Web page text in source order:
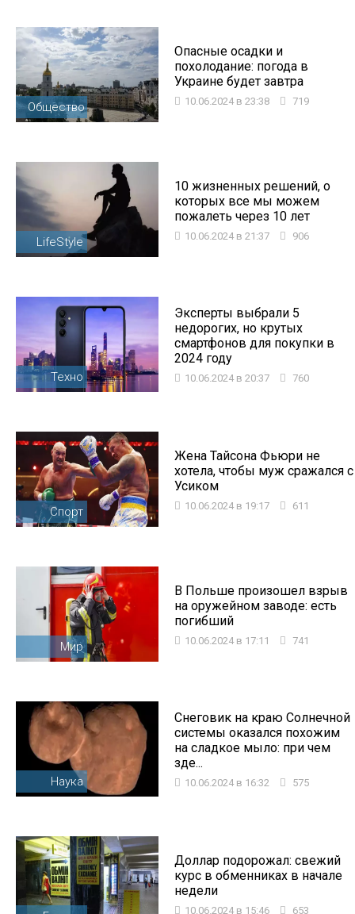
Общество
Опасные осадки и
похолодание: погода в
Украине будет завтра
10.06.2024 в 23:38 719
LifeStyle
10 жизненных решений, о
которых все мы можем
пожалеть через 10 лет
10.06.2024 в 21:37 906
Техно
Эксперты выбрали 5
недорогих, но крутых
смартфонов для покупки в
2024 году
10.06.2024 в 20:37 760
Спорт
Жена Тайсона Фьюри не
хотела, чтобы муж сражался с
Усиком
10.06.2024 в 19:17 611
Мир
В Польше произошел взрыв
на оружейном заводе: есть
погибший
10.06.2024 в 17:11 741
Наука
Снеговик на краю Солнечной
системы оказался похожим
на сладкое мыло: при чем
зде...
10.06.2024 в 16:32 575
Доллар подорожал: свежий
курс в обменниках в начале
недели
10.06.2024 в 15:46 653